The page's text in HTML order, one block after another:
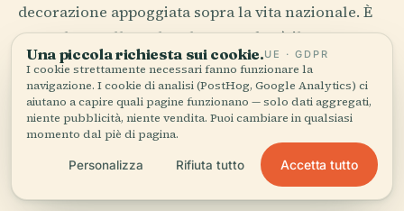
decorazione appoggiata sopra la vita nazionale. È
mescolato nella malta. Il paese adottò il
cristianesimo come religione di Stato nel 301, una
data che può sembrare uscita da un catechismo
finché non vi trovate a Vagharshapat, vicino alla
cattedrale di Echmiatsin, e capite che non si tratta
soltanto di una fede antica; è memoria organizzata,
liturgia usata come metodo per restare sé stessi.
Una piccola richiesta sui cookie.UE · GDPR
I cookie strettamente necessari fanno funzionare la
navigazione. I cookie di analisi (PostHog, Google Analytics) ci
aiutano a capire quali pagine funzionano — solo dati aggregati,
niente pubblicità, niente vendita. Puoi cambiare in qualsiasi
momento dal piè di pagina.
Personalizza Rifiuta tutto Accetta tutto